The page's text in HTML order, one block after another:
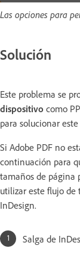
Las opciones para
Solución
Este problema se
dispositivo como
para solucionar
Si Adobe PDF no
continuación para
tamaños de página
utilizar este flujo
InDesign.
Salga de